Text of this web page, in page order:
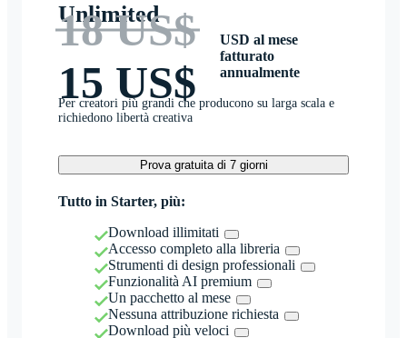
Unlimited
18 US$
15 US$
USD al mese
fatturato
annualmente
Per creatori più grandi che producono su larga scala e
richiedono libertà creativa
Prova gratuita di 7 giorni
Tutto in Starter, più:
Download illimitati
Accesso completo alla libreria
Strumenti di design professionali
Funzionalità AI premium
Un pacchetto al mese
Nessuna attribuzione richiesta
Download più veloci